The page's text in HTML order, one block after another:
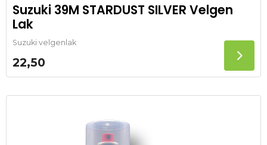
Suzuki 39M STARDUST SILVER Velgen
Lak
Suzuki velgenlak
22,50